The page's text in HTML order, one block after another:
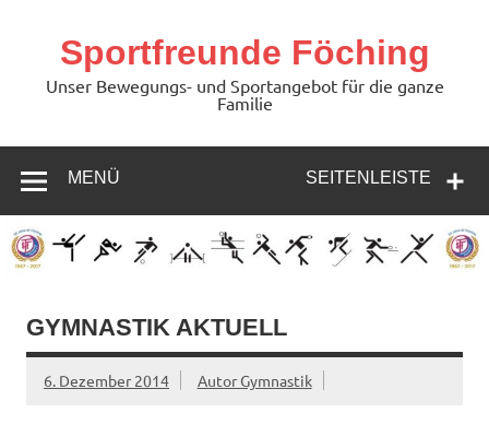
springenSportfreunde Föching
Unser Bewegungs- und Sportangebot für die ganze
Familie
SEITENLEISTE
MENÜ
GYMNASTIK AKTUELL
6. Dezember 2014 Autor Gymnastik